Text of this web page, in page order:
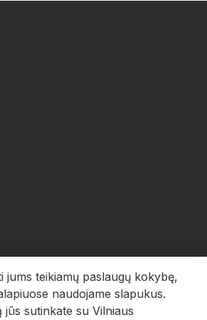
01122, Vilnius
jums teikiamų paslaugų kokybę,
naudojame slapukus.
jūs sutinkate su Vilniaus